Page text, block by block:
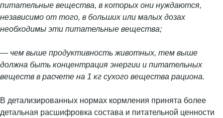
питательные вещества, в которых они нуждаются,
независимо от того, в больших или малых дозах
необходимы эти питательные вещества;
— чем выше продуктивность животных, тем выше
должна быть концентрация энергии и питательных
веществ в расчете на 1 кг сухого вещества рациона.
В детализированных нормах кормления принята более
детальная расшифровка состава и питательной ценности